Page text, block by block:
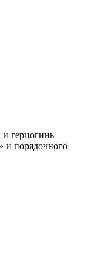
герцогинь
и порядочного